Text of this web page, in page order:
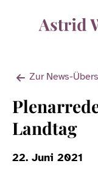
Zur News-
Landtag
22. Juni 2021